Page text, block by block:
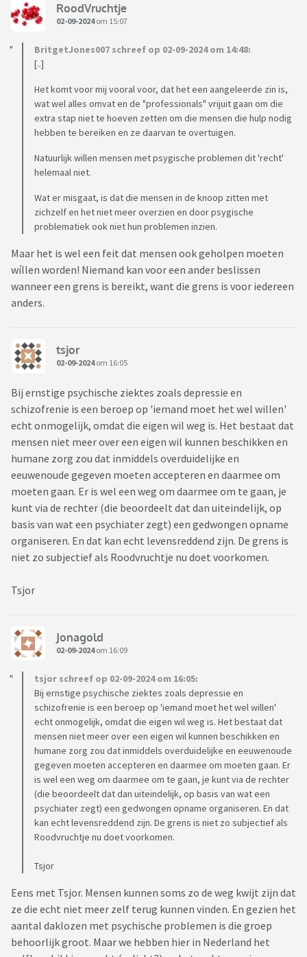
RoodVruchtje
02-09-2024om 15:07
BritgetJones007 schreef op 02-09-2024 om 14:48:
[..]
Het komt voor mij vooral voor, dat het een aangeleerde zin is,
wat wel alles omvat en de "professionals" vrijuit gaan om die
extra stap niet te hoeven zetten om die mensen die hulp nodig
hebben te bereiken en ze daarvan te overtuigen.
Natuurlijk willen mensen met psygische problemen dit 'recht'
helemaal niet.
Wat er misgaat, is dat die mensen in de knoop zitten met
zichzelf en het niet meer overzien en door psygische
problematiek ook niet hun problemen inzien.
Maar het is wel een feit dat mensen ook geholpen moeten
wíllen worden! Niemand kan voor een ander beslissen
wanneer een grens is bereikt, want die grens is voor iedereen
anders.
tsjor
02-09-2024om 16:05
Bij ernstige psychische ziektes zoals depressie en
schizofrenie is een beroep op 'iemand moet het wel willen'
echt onmogelijk, omdat die eigen wil weg is. Het bestaat dat
mensen niet meer over een eigen wil kunnen beschikken en
humane zorg zou dat inmiddels overduidelijke en
eeuwenoude gegeven moeten accepteren en daarmee om
moeten gaan. Er is wel een weg om daarmee om te gaan, je
kunt via de rechter (die beoordeelt dat dan uiteindelijk, op
basis van wat een psychiater zegt) een gedwongen opname
organiseren. En dat kan echt levensreddend zijn. De grens is
niet zo subjectief als Roodvruchtje nu doet voorkomen.
Tsjor
Jonagold
02-09-2024om 16:09
tsjor schreef op 02-09-2024 om 16:05:
Bij ernstige psychische ziektes zoals depressie en
schizofrenie is een beroep op 'iemand moet het wel willen'
echt onmogelijk, omdat die eigen wil weg is. Het bestaat dat
mensen niet meer over een eigen wil kunnen beschikken en
humane zorg zou dat inmiddels overduidelijke en eeuwenoude
gegeven moeten accepteren en daarmee om moeten gaan. Er
is wel een weg om daarmee om te gaan, je kunt via de rechter
(die beoordeelt dat dan uiteindelijk, op basis van wat een
psychiater zegt) een gedwongen opname organiseren. En dat
kan echt levensreddend zijn. De grens is niet zo subjectief als
Roodvruchtje nu doet voorkomen.
Tsjor
Eens met Tsjor. Mensen kunnen soms zo de weg kwijt zijn dat
ze die echt niet meer zelf terug kunnen vinden. En gezien het
aantal daklozen met psychische problemen is die groep
behoorlijk groot. Maar we hebben hier in Nederland het